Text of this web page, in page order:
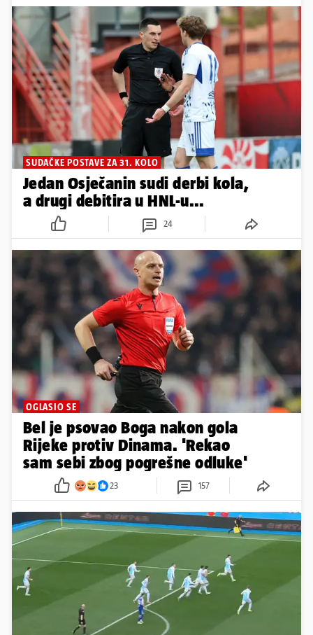
SUDAČKE POSTAVE ZA 31. KOLO
Jedan Osječanin sudi derbi kola,
a drugi debitira u HNL-u...
24
OGLASIO SE
Bel je psovao Boga nakon gola
Rijeke protiv Dinama. 'Rekao
sam sebi zbog pogrešne odluke'
23 157